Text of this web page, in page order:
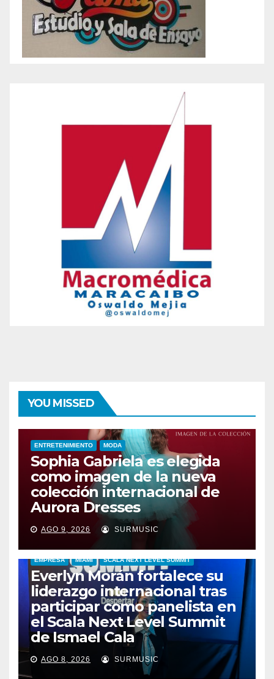
YOU MISSED
ENTRETENIMIENTO MODA
Sophia Gabriela es elegida
como imagen de la nueva
colección internacional de
Aurora Dresses
AGO 9, 2026 SURMUSIC
EMPRESA MIAMI SCALA NEXT LEVEL SUMMIT
Everlyn Morán fortalece su
liderazgo internacional tras
participar como panelista en
el Scala Next Level Summit
de Ismael Cala
AGO 8, 2026 SURMUSIC